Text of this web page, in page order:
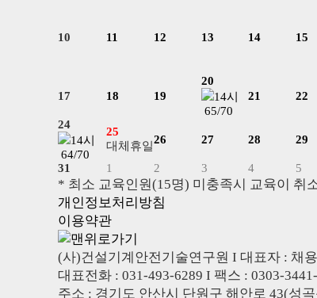
10 11 12 13 14 15
17 18 19
20
14시
65/70
21 22
24
14시
64/70
25
대체휴일26 27 28 29
31
1 2 3 4 5
* 최소 교육인원(15명) 미충족시 교육이 취
개인정보처리방침
이용약관
(사)건설기계안전기술연구원 I 대표자 : 채
대표전화 : 031-493-6289 I 팩스 : 0303-
주소 : 경기도 안산시 단원구 해안로 43(성